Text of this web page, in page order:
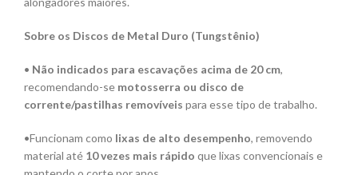
Sobre os Discos de Metal Duro (Tungstênio)
• Não indicados para escavações acima de 20 cm,
recomendando-se motosserra ou disco de
corrente/pastilhas removíveis para esse tipo de trabalho.
•Funcionam como lixas de alto desempenho, removendo
material até 10 vezes mais rápido que lixas convencionais e